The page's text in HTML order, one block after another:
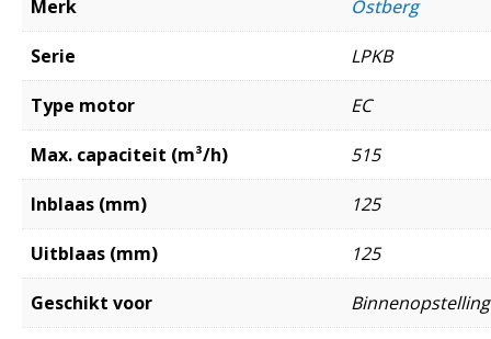
Merk Östberg
Serie LPKB
Type motor EC
Max. capaciteit (m³/h) 515
Inblaas (mm) 125
Uitblaas (mm) 125
Geschikt voor Binnenopstelling